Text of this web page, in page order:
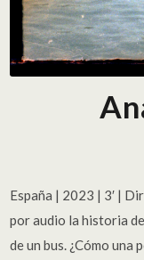
España | 2023 | 3′ |
por audio la historia
de un bus. ¿Cómo una